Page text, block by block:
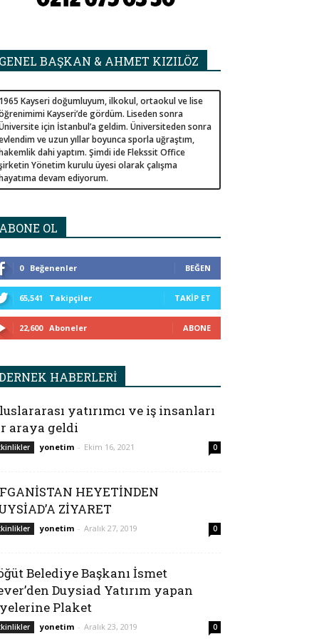
GENEL BAŞKAN & AHMET KIZILÖZ
1965 Kayseri doğumluyum, ilkokul, ortaokul ve lise
Kayseri’de gördüm. Liseden sonra
için İstanbul’a geldim. Üniversiteden sonra
ve uzun yıllar boyunca sporla uğraştım,
dahi yaptım. Şimdi ide Flekssit Office
Yönetim kurulu üyesi olarak çalışma
devam ediyorum.
ABONE OL
0 Beğenenler BEĞEN
65,541 Takipçiler TAKIP ET
22,600 Aboneler ABONE
HABERLERİ
yatırımcı ve iş insanları
araya geldi
yonetim - Ekim 16, 2021 0
HEYETİNDEN
ZİYARET
yonetim - Aralık 27, 2019 0
Belediye Başkanı İsmet
Duysiad Yatırım yapan
Plaket
yonetim - Aralık 23, 2019 0